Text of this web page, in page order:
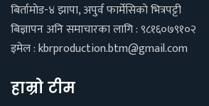
बिर्तामाेड-४ झापा, अपुर्व फार्मेसिकाे भित्रपट्टी
बिज्ञापन अनि समाचारका लागि : ९८१६०७९१०२
इमेल :kbrproduction.btm@gmail.com
हाम्रो टीम